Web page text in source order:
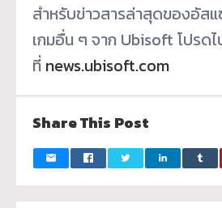
สำหรับข่าวสารล่าสุดของอัส
เกมอื่น ๆ จาก Ubisoft โปรดไ
ที่ news.ubisoft.com
Share This Post